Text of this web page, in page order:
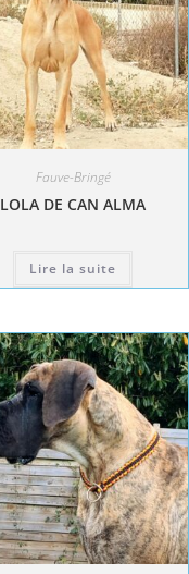
Fauve-Bringé
LOLA DE CAN ALMA
Lire la suite